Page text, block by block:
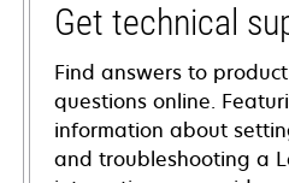
Get technical
Find answers to
questions online.
information about
and troubleshooting a